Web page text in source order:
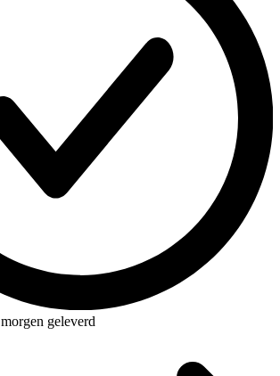
morgen geleverd